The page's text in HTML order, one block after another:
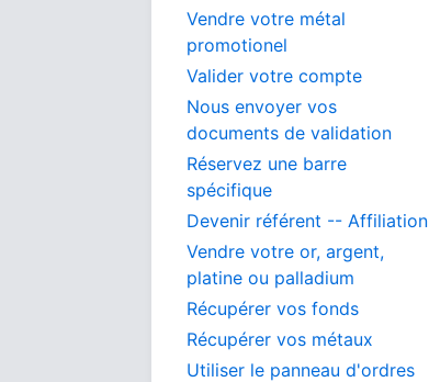
Vendre votre métal
promotionel
Valider votre compte
Nous envoyer vos
documents de validation
Réservez une barre
spécifique
Devenir référent -- Affiliation
Vendre votre or, argent,
platine ou palladium
Récupérer vos fonds
Récupérer vos métaux
Utiliser le panneau d'ordres